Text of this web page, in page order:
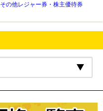
その他レジャー券・株主優待券